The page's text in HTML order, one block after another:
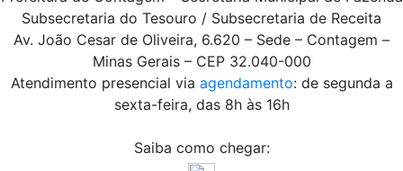
Subsecretaria do Tesouro / Subsecretaria de Receita
Av. João Cesar de Oliveira, 6.620 – Sede – Contagem –
Minas Gerais – CEP 32.040-000
Atendimento presencial via agendamento: de segunda a
sexta-feira, das 8h às 16h
Saiba como chegar: